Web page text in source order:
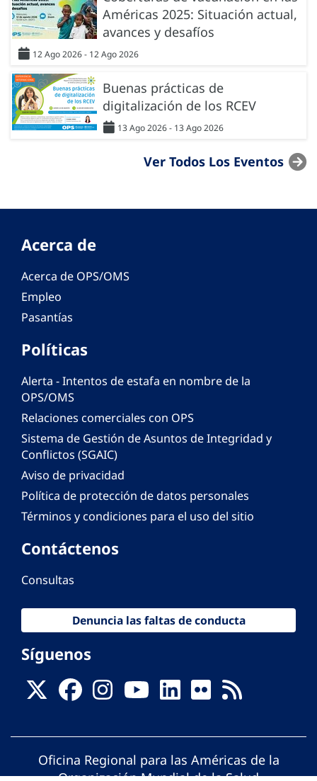
Américas 2025: Situación actual,
avances y desafíos
12 Ago 2026 - 12 Ago 2026
Buenas prácticas de
digitalización de los RCEV
13 Ago 2026 - 13 Ago 2026
Ver Todos Los Eventos
Acerca de
Acerca de OPS/OMS
Empleo
Pasantías
Políticas
Alerta - Intentos de estafa en nombre de la
OPS/OMS
Relaciones comerciales con OPS
Sistema de Gestión de Asuntos de Integridad y
Conflictos (SGAIC)
Aviso de privacidad
Política de protección de datos personales
Términos y condiciones para el uso del sitio
Contáctenos
Consultas
Denuncia las faltas de conducta
Síguenos
Oficina Regional para las Américas de la